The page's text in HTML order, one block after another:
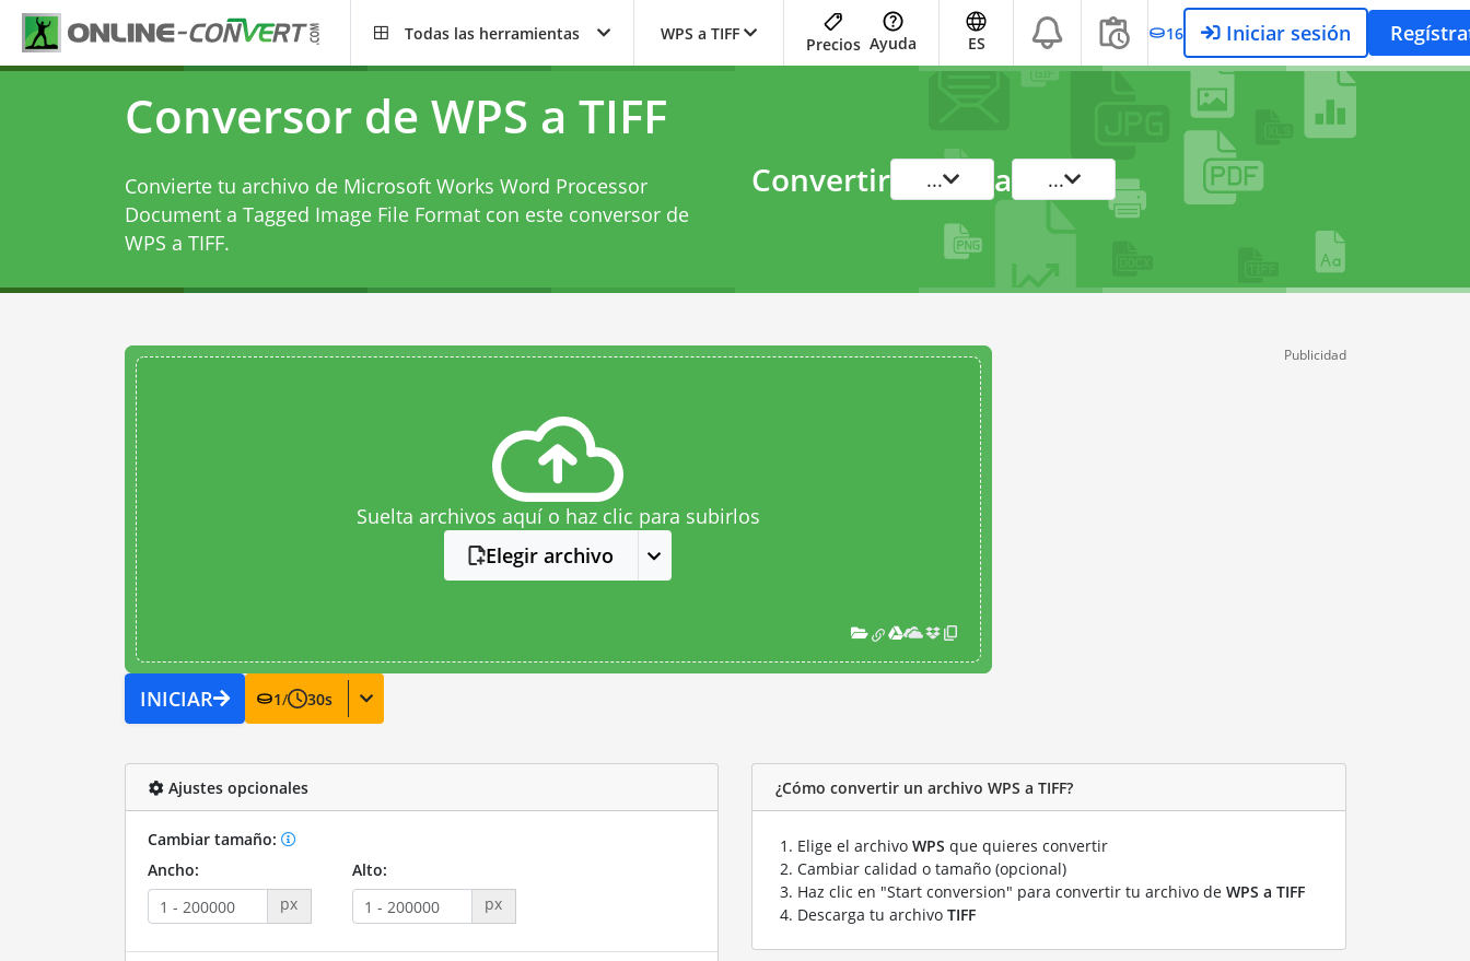
Todas las herramientas WPS a TIFF
Precios Ayuda ES 16 Iniciar sesión
Conversor de WPS a TIFF
Convierte tu archivo de Microsoft Works Word Processor
Document a Tagged Image File Format con este conversor de
WPS a TIFF.
Convertir ... a ...
Suelta archivos aquí o haz clic para subirlos
Elegir archivo
INICIAR 1/ 30s
Publicidad
Ajustes opcionales
Cambiar tamaño:
Ancho:
px
Alto:
px
¿Cómo convertir un archivo WPS a TIFF?
Elige el archivo WPS que quieres convertir
Cambiar calidad o tamaño (opcional)
Haz clic en "Start conversion" para convertir tu archivo de WPS a TIFF
Descarga tu archivo TIFF